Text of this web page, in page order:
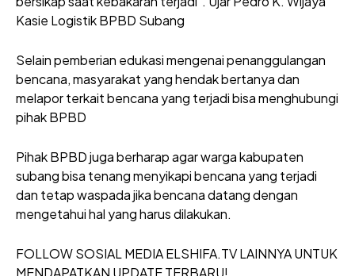
Kasie Logistik BPBD Subang
Selain pemberian edukasi mengenai penanggulangan
bencana, masyarakat yang hendak bertanya dan
melapor terkait bencana yang terjadi bisa menghubungi
pihak BPBD
Pihak BPBD juga berharap agar warga kabupaten
subang bisa tenang menyikapi bencana yang terjadi
dan tetap waspada jika bencana datang dengan
mengetahui hal yang harus dilakukan.
FOLLOW SOSIAL MEDIA ELSHIFA.TV LAINNYA UNTUK
MENDAPATKAN UPDATE TERBARU!